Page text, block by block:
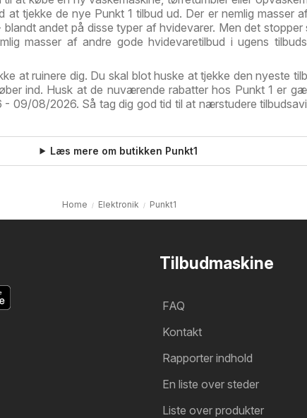
at tjekke de nye Punkt 1 tilbud ud. Der er nemlig masser
andet på disse typer af hvidevarer. Men det stopper
masser af andre gode hvidevaretilbud i ugens
at ruinere dig. Du skal blot huske at tjekke den nyeste
ind. Husk at de nuværende rabatter hos Punkt 1 er
09/08/2026. Så tag dig god tid til at nærstudere
Læs mere om butikken Punkt1
Home Elektronik Punkt1
Tilbudmaskine
FAQ
Kontakt
Rapporter indhold
En liste over steder
Liste over produkter